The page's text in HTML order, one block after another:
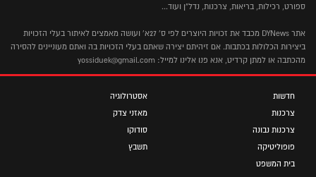
ספורט, רכילות, בריאות, צרכנות, נדל"ן ועוד...
אתר DYNews מכבד את זכויות היוצרים לפי ס' 27א' ועושה מאמצים לאיתור בעלי הזכויות
ביצירות הכלולות בכתבות. אם זיהיתם יצירה שאתם בעלי הזכויות בה ואתם מעוניינים להסירה
מהכתבה או למתן קרדיט, אנא פנו אלינו למייל: yossiduek@gmail.com
חדשות
צרכנות
צרכנות נבונה
פופוליטיקה
בית המשפט
אסטרולוגיה
מאזני צדק
סודוקו
תשבץ